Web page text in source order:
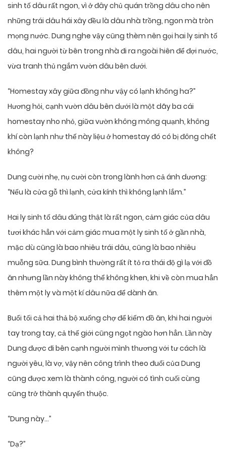
sinh tố dâu rất ngon, vì ở đây chủ quán trồng dâu cho nên
những trái dâu hái xây đều là dâu nhà trồng, ngon mà tròn
mọng nước. Dung nghe vậy cũng thèm nên gọi hai ly sinh tố
dâu, hai người từ bên trong nhà đi ra ngoài hiên để đợi nước,
vừa tranh thủ ngắm vườn dâu bên dưới.
“Homestay xây giữa đồng như vậy có lạnh không ha?”
Hương hỏi, cạnh vườn dâu bên dưới là một dãy ba cái
homestay nho nhỏ, giữa vườn không mông quạnh, không
khí còn lạnh như thế này liệu ở homestay đó có bị đông chết
không?
Dung cười nhẹ, nụ cười còn trong lành hơn cả ánh dương:
“Nếu là cửa gỗ thì lạnh, cửa kính thì không lạnh lắm.”
Hai ly sinh tố dâu đúng thật là rất ngon, cảm giác của dâu
tươi khác hẳn với cảm giác mua một ly sinh tố ở gần nhà,
mặc dù cũng là bao nhiêu trái dâu, cũng là bao nhiêu
muỗng sữa. Dung bình thường rất ít tỏ ra thái độ gì lạ với đồ
ăn nhưng lần này không thể không khen, khi về còn mua hẳn
thêm một ly và một kí dâu nữa để dành ăn.
Buổi tối cả hai thả bộ xuống chợ để kiếm đồ ăn, khi hai người
tay trong tay, cả thế giới cũng ngọt ngào hơn hẳn. Lần này
Dung được đi bên cạnh người mình thương với tư cách là
người yêu, là vợ, vậy nên công trình theo đuổi của Dung
cũng được xem là thành công, người có tình cuối cùng
cũng trở thành quyến thuộc.
“Dung này…”
“Dạ?”